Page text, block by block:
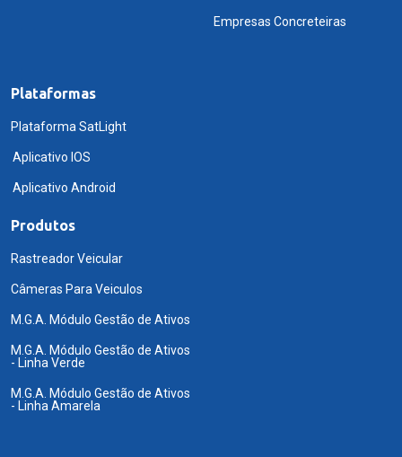
Empresas Concreteiras
Plataformas
Plataforma SatLight
Aplicativo IOS
Aplicativo Android
Produtos
Rastreador Veicular
Câmeras Para Veiculos
M.G.A. Módulo Gestão de Ativos
M.G.A. Módulo Gestão de Ativos
- Linha Verde
M.G.A. Módulo Gestão de Ativos
- Linha Amarela